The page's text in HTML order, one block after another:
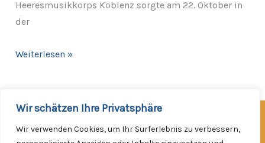
Wir schätzen Ihre Privatsphäre
Wir verwenden Cookies, um Ihr Surferlebnis zu verbessern,
Heeresmusikkorps Koblenz sorgte am 22. Oktober in
der
Weiterlesen »